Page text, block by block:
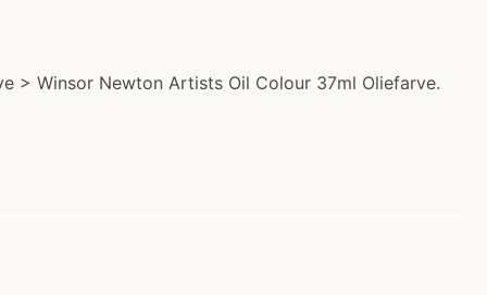
> Winsor Newton Artists Oil Colour 37ml Oliefarve.